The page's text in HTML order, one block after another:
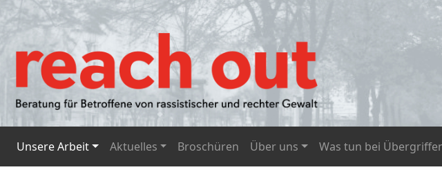
Unsere Arbeit Aktuelles Broschüren Über uns Was tun bei